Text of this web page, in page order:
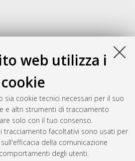
web utilizza i
cookie
sia cookie tecnici necessari per il suo
e altri strumenti di tracciamento
solo con il tuo consenso.
tracciamento facoltativi sono usati per
della comunicazione
degli utenti.
del documento: